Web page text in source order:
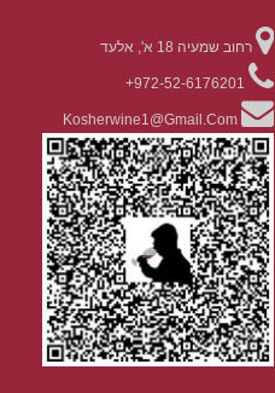
רחוב שמעיה 18 א', אלעד
972-52-6176201+
Kosherwine1@gmail.com